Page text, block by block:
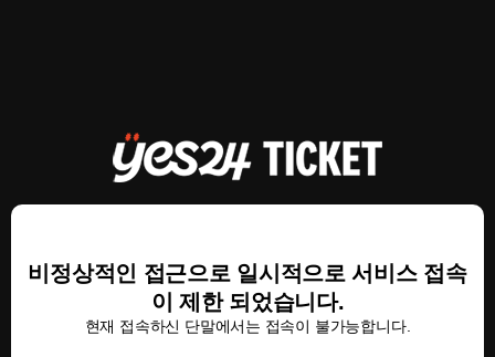
비정상적인 접근으로 일시적으로 서비스 접속
이 제한 되었습니다.
현재 접속하신 단말에서는 접속이 불가능합니다.